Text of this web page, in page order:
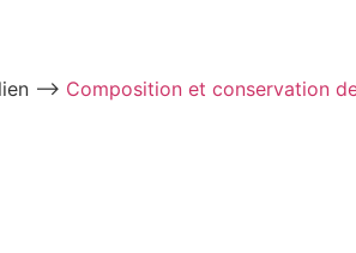
–> Composition et conservation